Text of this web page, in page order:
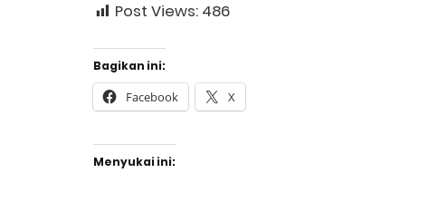
Post Views: 486
Bagikan ini:
Facebook X
Menyukai ini: